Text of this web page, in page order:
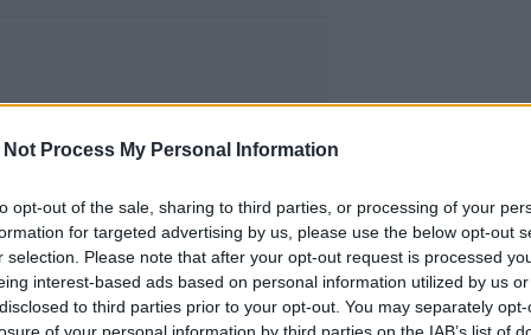
Not Process My Personal Information
opt-out of the sale, sharing to third parties, or processing of your
for targeted advertising by us, please use the below opt-out
selection. Please note that after your opt-out request is processed
interest-based ads based on personal information utilized by us
to third parties prior to your opt-out. You may separately
of your personal information by third parties on the IAB’s list of